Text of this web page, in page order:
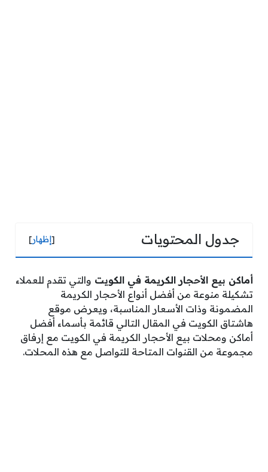
جدول المحتويات [إظهار]
أماكن بيع الأحجار الكريمة في الكويت والتي تقدم للعملاء
تشكيلة منوعة من أفضل أنواع الأحجار الكريمة
المضمونة وذات الأسعار المناسبة، ويعرض موقع
هاشتاق الكويت في المقال التالي قائمة بأسماء أفضل
أماكن ومحلات بيع الأحجار الكريمة في الكويت مع إرفاق
مجموعة من القنوات المتاحة للتواصل مع هذه المحلات.